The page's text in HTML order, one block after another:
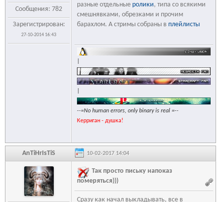
Сообщения: 782
Зарегистрирован:
27-10-2014 16:43
разные отдельные ролики, типа со всякими
смешнявками, обрезками и прочим
барахлом. А стримы собраны в плейлисты
--=No human errors, only binary is real =--
Керриган - душка!
AnTiHrIsTiS 10-02-2017 14:04
Так просто письку напоказ
померяться)))
Сразу как начал выкладывать, все в